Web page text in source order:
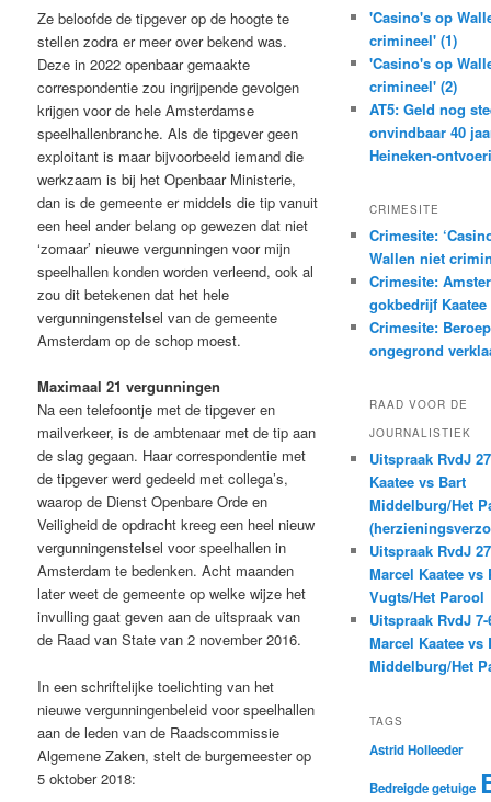
Ze beloofde de tipgever op de hoogte te
stellen zodra er meer over bekend was.
Deze in 2022 openbaar gemaakte
correspondentie zou ingrijpende gevolgen
krijgen voor de hele Amsterdamse
speelhallenbranche. Als de tipgever geen
exploitant is maar bijvoorbeeld iemand die
werkzaam is bij het Openbaar Ministerie,
dan is de gemeente er middels die tip vanuit
een heel ander belang op gewezen dat niet
‘zomaar’ nieuwe vergunningen voor mijn
speelhallen konden worden verleend, ook al
zou dit betekenen dat het hele
vergunningenstelsel van de gemeente
Amsterdam op de schop moest.
Maximaal 21 vergunningen
Na een telefoontje met de tipgever en
mailverkeer, is de ambtenaar met de tip aan
de slag gegaan. Haar correspondentie met
de tipgever werd gedeeld met collega’s,
waarop de Dienst Openbare Orde en
Veiligheid de opdracht kreeg een heel nieuw
vergunningenstelsel voor speelhallen in
Amsterdam te bedenken. Acht maanden
later weet de gemeente op welke wijze het
invulling gaat geven aan de uitspraak van
de Raad van State van 2 november 2016.
In een schriftelijke toelichting van het
nieuwe vergunningenbeleid voor speelhallen
aan de leden van de Raadscommissie
Algemene Zaken, stelt de burgemeester op
5 oktober 2018:
'Casino's op
crimineel' (1)
'Casino's op
crimineel' (2)
AT5: Geld nog
onvindbaar 40
Heineken-
CRIMESITE
Crimesite:
Wallen niet
Crimesite:
gokbedrijf Kaatee
Crimesite:
ongegrond
RAAD VOOR DE
JOURNALISTIEK
Uitspraak RvdJ
Kaatee vs Bart
Middelburg/Het
Uitspraak RvdJ
Marcel Kaatee vs
Vugts/Het Parool
Uitspraak RvdJ 7-
Marcel Kaatee vs
Middelburg/Het
TAGS
Astrid Holleeder
Bedreigde getuige